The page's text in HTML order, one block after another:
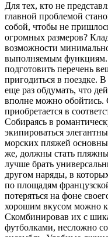
Для тех, кто не
главной проблемой
собой, чтобы не
огромных размеров?
возможности
выполняемым
подготовить перечень
пригодиться в поездке.
еще раз обдумать, что
вполне можно обойтись.
приобретается в
Собираясь в
экипироваться
морских пляжей
же, должны стать
лучше брать
другом наряды, в
по площадям
потеряться на фоне
хорошим вкусом можно
Скомбинировав их с
футболками, несложно